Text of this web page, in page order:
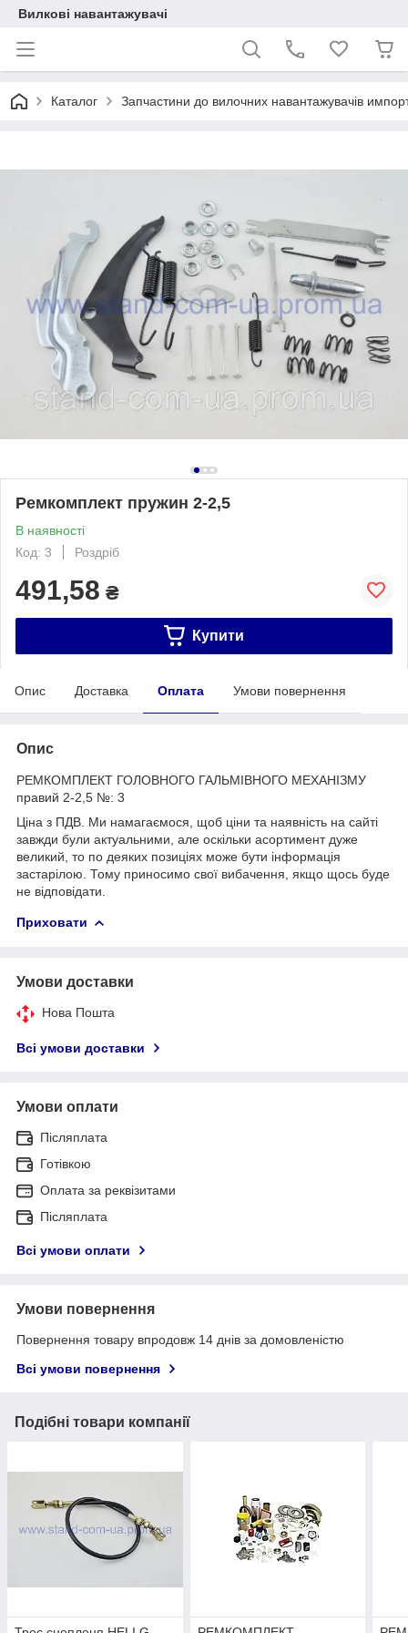
Вилкові навантажувачі
Каталог Запчастини до вилочних навантажувачів
Ремкомплект пружин 2-2,5
В наявності
Код: 3
Роздріб
491,58 ₴
Купити
Опис Доставка Оплата Умови повернення
Опис
РЕМКОМПЛЕКТ ГОЛОВНОГО ГАЛЬМІВНОГО МЕХАНІЗМУ
правий 2-2,5 №: 3
Ціна з ПДВ. Ми намагаємося, щоб ціни та наявність на сайті
завжди були актуальними, але оскільки асортимент дуже
великий, то по деяких позиціях може бути інформація
застарілою. Тому приносимо свої вибачення, якщо щось буде
не відповідати.
Приховати
Умови доставки
Нова Пошта
Всі умови доставки
Умови оплати
Післяплата
Готівкою
Оплата за реквізитами
Післяплата
Всі умови оплати
Умови повернення
Повернення товару впродовж 14 днів за домовленістю
Всі умови повернення
Подібні товари компанії